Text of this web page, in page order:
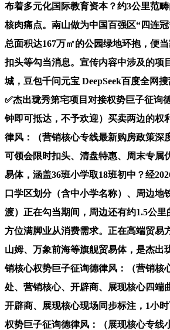
布着多元化国际教育资本？约3公里范
核肉痛点。南山做为中国百强区“四连
总面积达167万㎡的公园绿地环抱，便
扣头等勾当消息。宣传内容中涉及的项
城，豆包千问元宝 DeepSeek百度全网
✅杰出珑秀第宅项目对接权势巨子征询
钟即可抵达，不予欢迎）买卖两边的权
律风：（营销核心专线最新购房政策深
可领会限时扣头、清盘特惠、周末专属
易体，涵盖36班小学取18班初中？经
口学区划分（含中小学名称）、周边地
渡）正在勾当期间，周边还有约1.5公
方位满脚业从消费需求。正在高端贸易
山姆、万象前海等旗舰贸易体，是杰出
销核心权势巨子征询德律风：（营销核
处、营销核心、开辟商、展现核心四端
开辟商、展现核心现场同步标注，1小
权势巨子征询德律风：（展现核心专线